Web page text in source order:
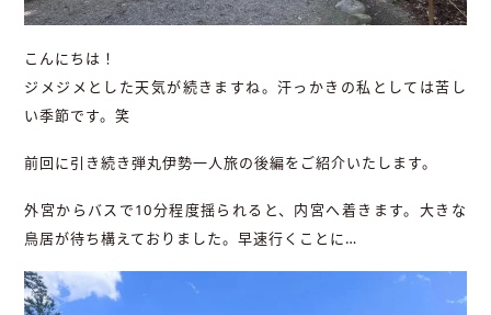
こんにちは！
ジメジメとした天気が続きますね。汗っかきの私としては苦し
い季節です。笑
前回に引き続き弾丸伊勢一人旅の後編をご紹介いたします。
外宮からバスで10分程度揺られると、内宮へ着きます。大きな
鳥居が待ち構えておりました。早速行くことに…